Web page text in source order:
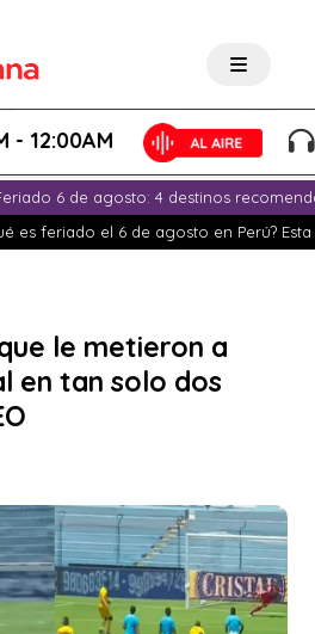
6 de agosto: 4 destinos
es feriado el 6 de agosto en Perú?
le metieron a
en tan solo dos